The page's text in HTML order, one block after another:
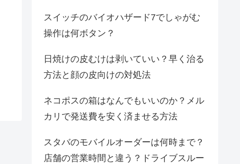
スイッチのバイオハザード7でしゃがむ
操作は何ボタン？
日焼けの皮むけは剥いていい？早く治る
方法と顔の皮向けの対処法
ネコポスの箱はなんでもいいのか？メル
カリで発送費を安く済ませる方法
スタバのモバイルオーダーは何時まで？
店舗の営業時間と違う？ドライブスルー